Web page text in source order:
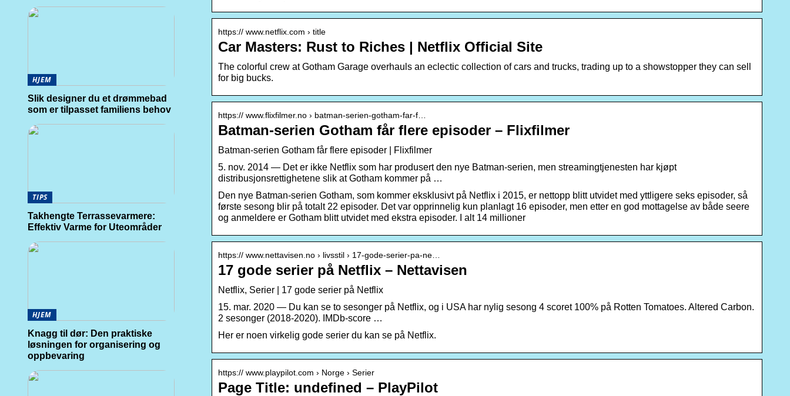
https:// www.netflix.com › title
Car Masters: Rust to Riches | Netflix Official Site
The colorful crew at Gotham Garage overhauls an eclectic collection of cars and trucks, trading up to a showstopper they can sell
for big bucks.
https:// www.flixfilmer.no › batman-serien-gotham-far-f…
Batman-serien Gotham får flere episoder – Flixfilmer
Batman-serien Gotham får flere episoder | Flixfilmer
5. nov. 2014 — Det er ikke Netflix som har produsert den nye Batman-serien, men streamingtjenesten har kjøpt
distribusjonsrettighetene slik at Gotham kommer på …
Den nye Batman-serien Gotham, som kommer eksklusivt på Netflix i 2015, er nettopp blitt utvidet med yttligere seks episoder, så
første sesong blir på totalt 22 episoder. Det var opprinnelig kun planlagt 16 episoder, men etter en god mottagelse av både seere
og anmeldere er Gotham blitt utvidet med ekstra episoder. I alt 14 millioner
https:// www.nettavisen.no › livsstil › 17-gode-serier-pa-ne…
17 gode serier på Netflix – Nettavisen
Netflix, Serier | 17 gode serier på Netflix
15. mar. 2020 — Du kan se to sesonger på Netflix, og i USA har nylig sesong 4 scoret 100% på Rotten Tomatoes. Altered Carbon.
2 sesonger (2018-2020). IMDb-score …
Her er noen virkelig gode serier du kan se på Netflix.
https:// www.playpilot.com › Norge › Serier
Page Title: undefined – PlayPilot
HJEM
Slik designer du et drømmebad
som er tilpasset familiens behov
TIPS
Takhengte Terrassevarmere:
Effektiv Varme for Uteområder
HJEM
Knagg til dør: Den praktiske
løsningen for organisering og
oppbevaring